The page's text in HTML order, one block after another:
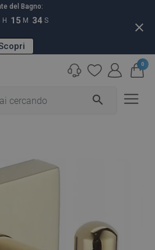
del Bagno:
H 15 M 33 S close
search
0